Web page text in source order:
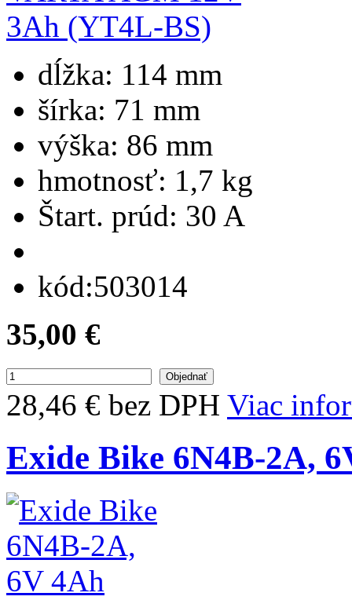
dĺžka: 114 mm
šírka: 71 mm
výška: 86 mm
hmotnosť: 1,7 kg
Štart. prúd: 30 A
kód:503014
35,00 €
28,46 € bez DPH Viac
Exide Bike 6N4B-2A,